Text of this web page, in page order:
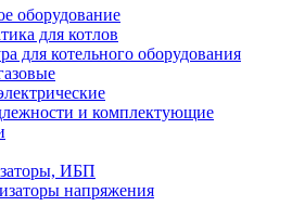
оборудование
для котлов
для котельного оборудования
и комплектующие
ИБП
напряжения